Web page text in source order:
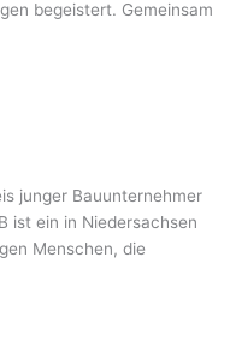
begeistert. Gemeinsam
junger Bauunternehmer
ist ein in Niedersachsen
Menschen, die